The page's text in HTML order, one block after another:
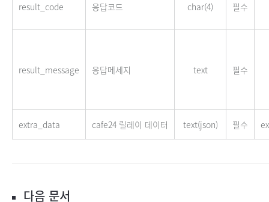
result_code 응답코드 char(4) 필수
result_message 응답메세지 text 필수
extra_data cafe24 릴레이 데이터 text(json) 필수
다음 문서